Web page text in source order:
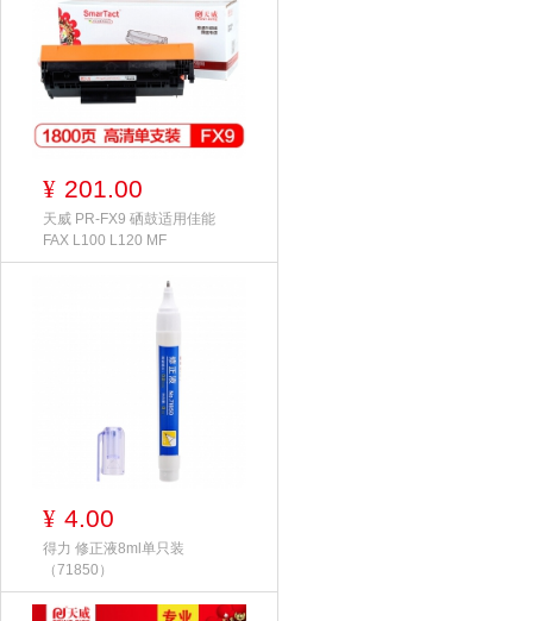
¥ 201.00
天威 PR-FX9 硒鼓适用佳能
FAX L100 L120 MF
¥ 4.00
得力 修正液8ml单只装
（71850）